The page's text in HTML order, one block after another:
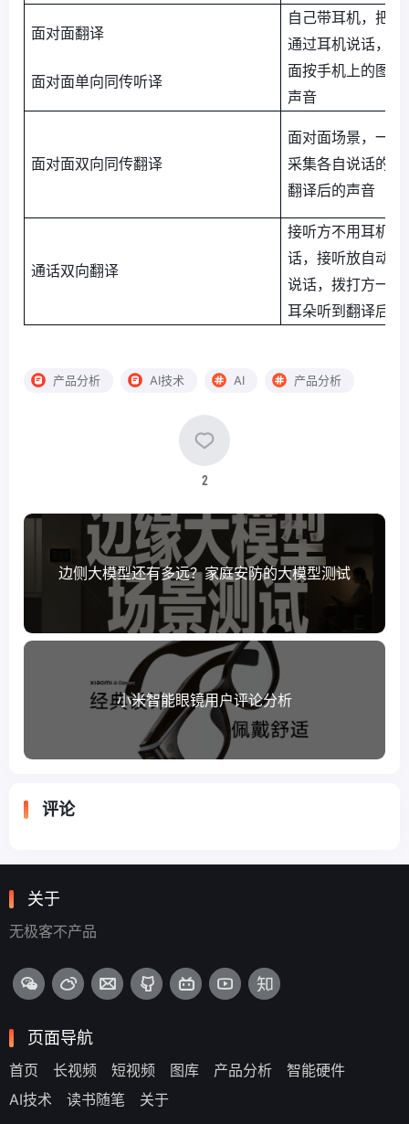
面对面翻译
面对面单向同传听译
自己带耳机，把
通过耳机说话，
面按手机上的图
声音
面对面双向同传翻译
面对面场景，一
采集各自说话的
翻译后的声音
通话双向翻译
接听方不用耳机
话，接听放自动
说话，拨打方一
耳朵听到翻译后的
产品分析 AI技术 AI 产品分析
2
边侧大模型还有多远？家庭安防的大模型测试
小米智能眼镜用户评论分析
评论
关于
无极客不产品
页面导航
首页 长视频 短视频 图库 产品分析
智能硬件
AI技术
读书随笔 关于